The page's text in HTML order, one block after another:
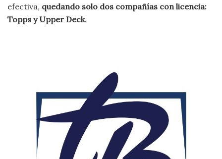
efectiva, quedando solo dos compañías con licencia:
Topps y Upper Deck.